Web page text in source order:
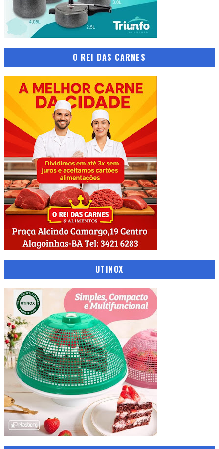
O REI DAS CARNES
UTINOX